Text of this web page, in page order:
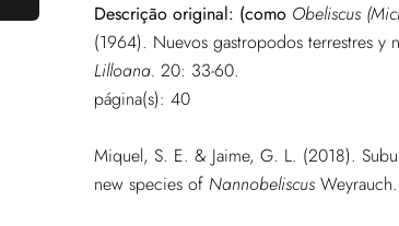
Descrição original: (como Obeliscus
(1964). Nuevos gastropodos terrestres y
Lilloana. 20: 33-60.
página(s): 40
Miquel, S. E. & Jaime, G. L. (2018).
new species of Nannobeliscus Weyrauch.